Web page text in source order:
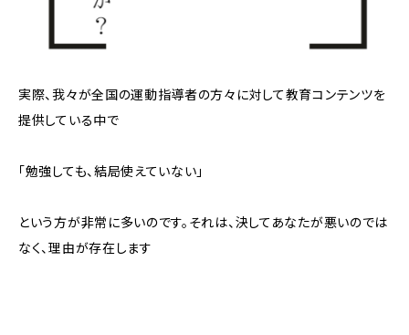
実際、我々が全国の運動指導者の方々に対して教育コンテンツを
提供している中で
「勉強しても、結局使えていない」
という方が非常に多いのです。それは、決してあなたが悪いのでは
なく、理由が存在します